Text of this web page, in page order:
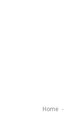
Home -